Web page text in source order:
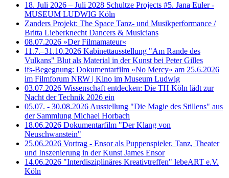
18. Juli 2026 – Juli 2028 Schultze Projects #5. Jana Euler -
MUSEUM LUDWIG Köln
Zanders Projekt: The Space Tanz- und Musikperformance /
Britta Lieberknecht Dancers & Musicians
08.07.2026 »Der Filmamateur«
11.7.–31.10.2026 Kabinettausstellung "Am Rande des
Vulkans" Blut als Material in der Kunst bei Peter Gilles
ifs-Begegnung: Dokumentarfilm »No Mercy« am 25.6.2026
im Filmforum NRW | Kino im Museum Ludwig
03.07.2026 Wissenschaft entdecken: Die TH Köln lädt zur
Nacht der Technik 2026 ein
05.07. - 30.08.2026 Ausstellung "Die Magie des Stillens" aus
der Sammlung Michael Horbach
18.06.2026 Dokumentarfilm "Der Klang von
Neuschwanstein"
25.06.2026 Vortrag - Ensor als Puppenspieler. Tanz, Theater
und Inszenierung in der Kunst James Ensor
14.06.2026 "Interdisziplinäres Kreativtreffen" lebeART e.V.
Köln